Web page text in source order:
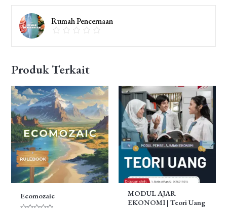
Sistem
Pencernaan
dan
Kesehatan
Rumah Pencernaan
Produk Terkait
Ecomozaic
MODUL AJAR
EKONOMI | Teori Uang